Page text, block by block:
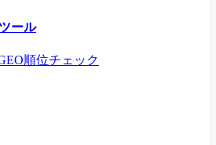
ール
順位チェック